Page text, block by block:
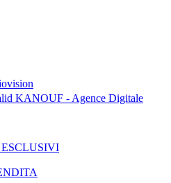
KANOUF - Agence Digitale